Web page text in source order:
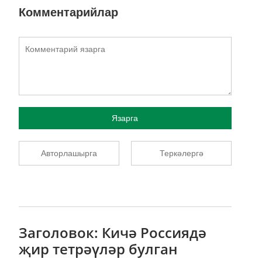
Комментарийлар
Язарга
Авторлашырга Теркәлергә
Заголовок: Кичә Россиядә
җир тетрәүләр булган